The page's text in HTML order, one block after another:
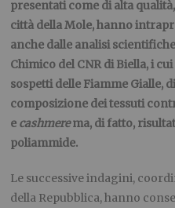
presentati come di alta
città della Mole, hanno
anche dalle analisi
Chimico del CNR di Biella, i
sospetti delle Fiamme Gialle,
composizione dei tessuti
e cashmerema, di fatto,
poliammide.
Le successive indagini,
della Repubblica, hanno